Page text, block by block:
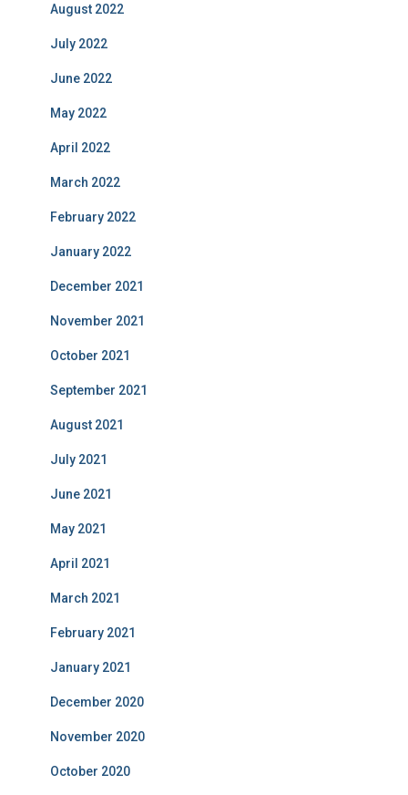
August 2022
July 2022
June 2022
May 2022
April 2022
March 2022
February 2022
January 2022
December 2021
November 2021
October 2021
September 2021
August 2021
July 2021
June 2021
May 2021
April 2021
March 2021
February 2021
January 2021
December 2020
November 2020
October 2020